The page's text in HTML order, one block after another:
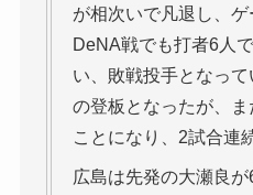
が相次いで凡退し、
DeNA戦でも打者6人
い、敗戦投手となっ
の登板となったが、
ことになり、2試合連
広島は先発の大瀬良